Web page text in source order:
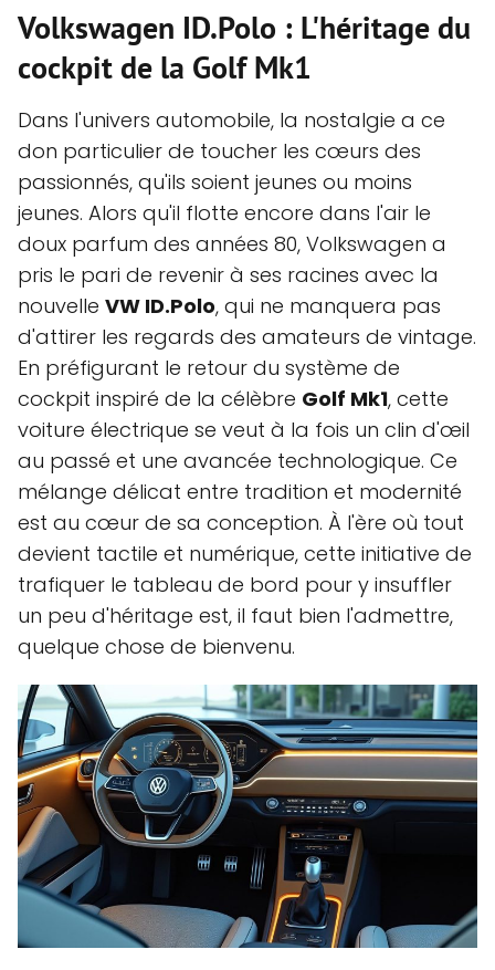
Volkswagen ID.Polo : L'héritage du
cockpit de la Golf Mk1
Dans l'univers automobile, la nostalgie a ce
don particulier de toucher les cœurs des
passionnés, qu'ils soient jeunes ou moins
jeunes. Alors qu'il flotte encore dans l'air le
doux parfum des années 80, Volkswagen a
pris le pari de revenir à ses racines avec la
nouvelle VW ID.Polo, qui ne manquera pas
d'attirer les regards des amateurs de vintage.
En préfigurant le retour du système de
cockpit inspiré de la célèbre Golf Mk1, cette
voiture électrique se veut à la fois un clin d'œil
au passé et une avancée technologique. Ce
mélange délicat entre tradition et modernité
est au cœur de sa conception. À l'ère où tout
devient tactile et numérique, cette initiative de
trafiquer le tableau de bord pour y insuffler
un peu d'héritage est, il faut bien l'admettre,
quelque chose de bienvenu.